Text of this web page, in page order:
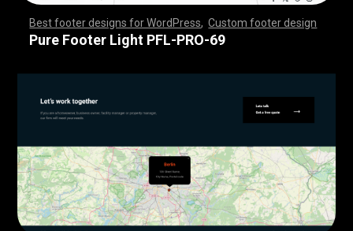
Best footer designs for WordPress ,Custom footer design
,,,,,,,,,,,,,,,,,,,,,,,,,,,,,,,,,,,,, ,,,,,,,,,,,,,,,,,,,,,,,,
,,,,,,,,,,,,,,,,,,,,,,,,,,,,,,,,,,,,, ,,,,,,,,,,,,,,,,,,,,,,,,
,,,,,,,,
Pure Footer Light PFL-PRO-69